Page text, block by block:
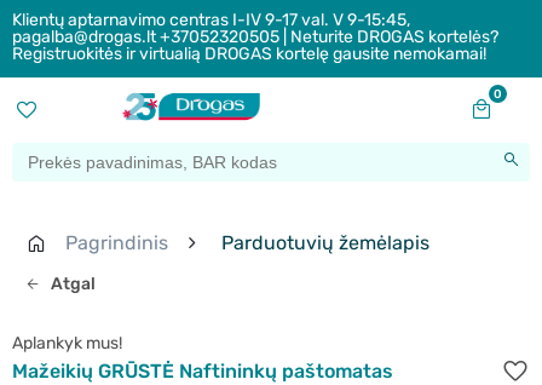
Klientų aptarnavimo centras I-IV 9-17 val. V 9-15:45,
pagalba@drogas.lt +37052320505 | Neturite DROGAS kortelės?
Registruokitės ir virtualią DROGAS kortelę gausite nemokamai!
0
Atgal
Pagrindinis Parduotuvių žemėlapis
Aplankyk mus!
Mažeikių GRŪSTĖ Naftininkų paštomatas